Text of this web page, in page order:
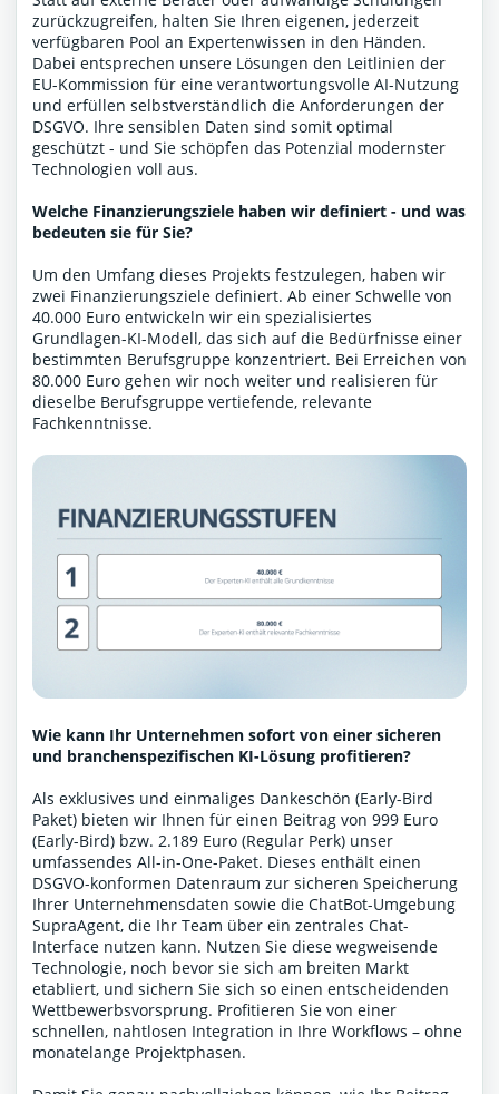
zurückzugreifen, halten Sie Ihren eigenen, jederzeit
verfügbaren Pool an Expertenwissen in den Händen.
Dabei entsprechen unsere Lösungen den Leitlinien der
EU-Kommission für eine verantwortungsvolle AI-Nutzung
und erfüllen selbstverständlich die Anforderungen der
DSGVO. Ihre sensiblen Daten sind somit optimal
geschützt - und Sie schöpfen das Potenzial modernster
Technologien voll aus.
Welche Finanzierungsziele haben wir definiert - und was
bedeuten sie für Sie?
Um den Umfang dieses Projekts festzulegen, haben wir
zwei Finanzierungsziele definiert. Ab einer Schwelle von
40.000 Euro entwickeln wir ein spezialisiertes
Grundlagen-KI-Modell, das sich auf die Bedürfnisse einer
bestimmten Berufsgruppe konzentriert. Bei Erreichen von
80.000 Euro gehen wir noch weiter und realisieren für
dieselbe Berufsgruppe vertiefende, relevante
Fachkenntnisse.
Wie kann Ihr Unternehmen sofort von einer sicheren
und branchenspezifischen KI-Lösung profitieren?
Als exklusives und einmaliges Dankeschön (Early-Bird
Paket) bieten wir Ihnen für einen Beitrag von 999 Euro
(Early-Bird) bzw. 2.189 Euro (Regular Perk) unser
umfassendes All-in-One-Paket. Dieses enthält einen
DSGVO-konformen Datenraum zur sicheren Speicherung
Ihrer Unternehmensdaten sowie die ChatBot-Umgebung
SupraAgent, die Ihr Team über ein zentrales Chat-
Interface nutzen kann. Nutzen Sie diese wegweisende
Technologie, noch bevor sie sich am breiten Markt
etabliert, und sichern Sie sich so einen entscheidenden
Wettbewerbsvorsprung. Profitieren Sie von einer
schnellen, nahtlosen Integration in Ihre Workflows – ohne
monatelange Projektphasen.